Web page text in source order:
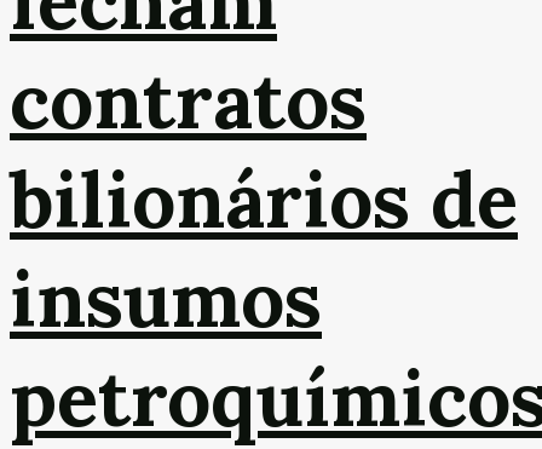
contratos
bilionários de
insumos